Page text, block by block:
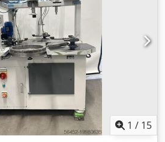
LxBxH 1,4x1,3x1,9 meter /
for fejl og tastefejl.
1 / 15